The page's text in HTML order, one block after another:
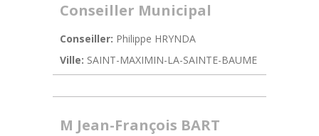
Conseiller Municipal
Conseiller: Philippe HRYNDA
Ville: SAINT-MAXIMIN-LA-SAINTE-BAUME
M Jean-François BART